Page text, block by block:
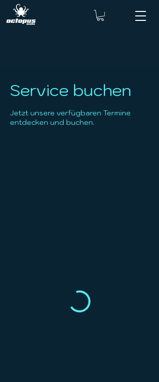
Service buchen
Jetzt unsere verfügbaren Termine
entdecken und buchen.